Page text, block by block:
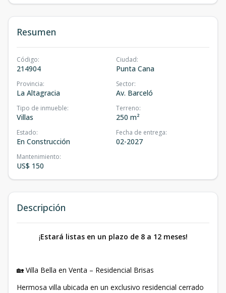
Resumen
Código:
214904
Ciudad:
Punta Cana
Provincia:
La Altagracia
Sector:
Av. Barceló
Tipo de inmueble:
Villas
Terreno:
250 m²
Estado:
En Construcción
Fecha de entrega:
02-2027
Mantenimiento:
US$ 150
Descripción
¡Estará listas en un plazo de 8 a 12 meses!
🏡 Villa Bella en Venta – Residencial Brisas
Hermosa villa ubicada en un exclusivo residencial cerrado